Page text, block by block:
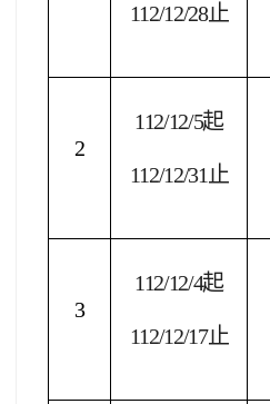
112/12/28止
2
112/12/5起
112/12/31 止
3
112/12/4起
112/12/17止